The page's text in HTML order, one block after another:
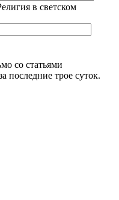
в светском
со статьями
последние трое суток.